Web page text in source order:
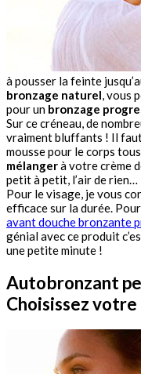
à pousser la feinte
bronzage naturel, vous
pour un bronzage
Sur ce créneau, de
vraiment bluffants ! Il
mousse pour le corps
mélangerà votre crème
petit à petit, l’air de rien…
Pour le visage, je vous
efficace sur la durée.
avant douche bronzante
génial avec ce produit
une petite minute !
Autobronzant
Choisissez votre